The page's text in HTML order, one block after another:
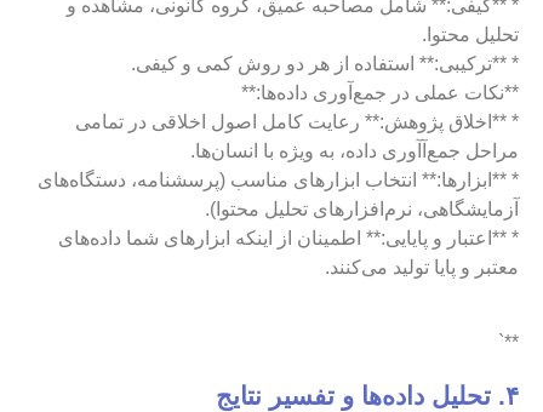
* **کیفی:** شامل مصاحبه عمیق، گروه کانونی، مشاهده و
تحلیل محتوا.
* **ترکیبی:** استفاده از هر دو روش کمی و کیفی.
**نکات عملی در جمع‌آوری داده‌ها:**
* **اخلاق پژوهش:** رعایت کامل اصول اخلاقی در تمامی
مراحل جمع‌آآوری داده، به ویژه با انسان‌ها.
* **ابزارها:** انتخاب ابزارهای مناسب (پرسشنامه، دستگاه‌های
آزمایشگاهی، نرم‌افزارهای تحلیل محتوا).
* **اعتبار و پایایی:** اطمینان از اینکه ابزارهای شما داده‌های
معتبر و پایا تولید می‌کنند.
**`
۴. تحلیل داده‌ها و تفسیر نتایج